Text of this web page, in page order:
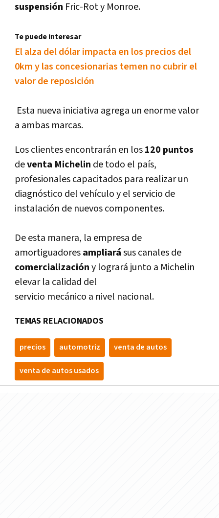
suspensión Fric-Rot y Monroe.
Te puede interesar
El alza del dólar impacta en los precios del
0km y las concesionarias temen no cubrir el
valor de reposición
Esta nueva iniciativa agrega un enorme valor
a ambas marcas.
Los clientes encontrarán en los120 puntos
deventa Michelin de todo el paí­s,
profesionales capacitados para realizar un
diagnóstico del vehí­culo y el servicio de
instalación de nuevos componentes.
De esta manera, la empresa de
amortiguadoresampliarásus canales de
comercializacióny logrará junto a Michelin
elevar la calidad del
servicio mecánico a nivel nacional.
TEMAS RELACIONADOS
precios automotriz venta de autos
venta de autos usados